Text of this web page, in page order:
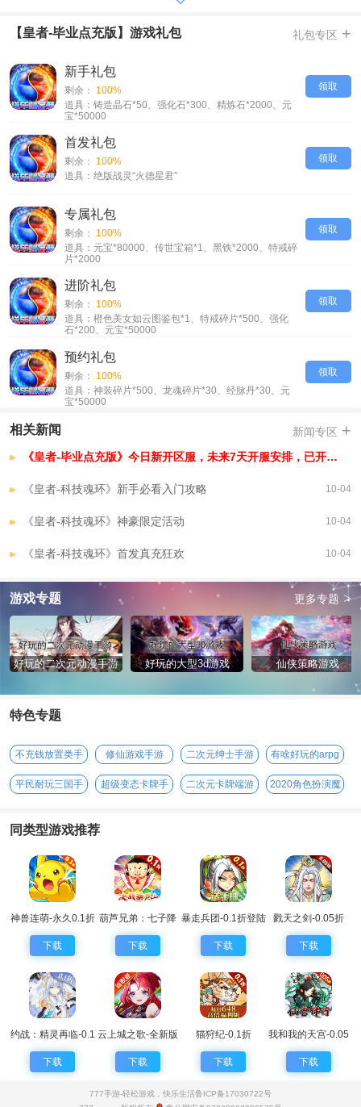
-转生福利UP，转生即送麻痹护身特戒，更有海量传世套和绝版战灵等你
-开局福利UP，超百亿战力轻松养成
-商城福利UP，全新GM商店大改版，全系列的至尊雷霆免费送
-终极魔神海神套装免费兑换，轻松养成超百亿GM扶持号
-每日手撸免费点真充，全新GM商城，全套极品终极装备直送毕业
【皇者-毕业点充版】VIP介绍
SVIP1=10RMB
SVIP3=800RMB
SVIP4=2000RMB
SVIP5=5000RMB
SVIP6=10000RMB
【皇者-毕业点充版】游戏礼包 礼包专区 +
领取
新手礼包
剩余：
100%
道具：铸造晶石*50、强化石*300、精炼石*2000、元
宝*50000
领取
首发礼包
剩余：
100%
道具：绝版战灵“火德星君”
领取
专属礼包
剩余：
100%
道具：元宝*80000、传世宝箱*1、黑铁*2000、特戒碎
片*2000
领取
进阶礼包
剩余：
100%
道具：橙色美女如云图鉴包*1、特戒碎片*500、强化
石*200、元宝*50000
领取
预约礼包
剩余：
100%
道具：神装碎片*500、龙魂碎片*30、经脉丹*30、元
宝*50000
相关新闻 新闻专区 +
《皇者-毕业点充版》今日新开区服，未来7天开服安排，已开区服
《皇者-科技魂环》新手必看入门攻略 10-04
《皇者-科技魂环》神豪限定活动 10-04
《皇者-科技魂环》首发真充狂欢 10-04
游戏专题 更多专题 >
好玩的二次元动漫手游 好玩的大型3d游戏 仙侠策略游戏
特色专题
不充钱放置类手
游
修仙游戏手游 二次元绅士手游
有啥好玩的arpg
手游
平民耐玩三国手
超级变态卡牌手
二次元卡牌端游
2020角色扮演魔
同类型游戏推荐
神兽连萌-永久0.1折
下载
葫芦兄弟：七子降
妖-0.1永久折扣
下载
暴走兵团-0.1折登陆
送千抽
下载
戮天之剑-0.05折
下载
约战：精灵再临-0.1
折怀旧版
下载
云上城之歌-全新版
本
下载
猫狩纪-0.1折
下载
我和我的天宫-0.05
折仙兽伴行
下载
777手游-轻松游戏，快乐生活鲁ICP备17030722号